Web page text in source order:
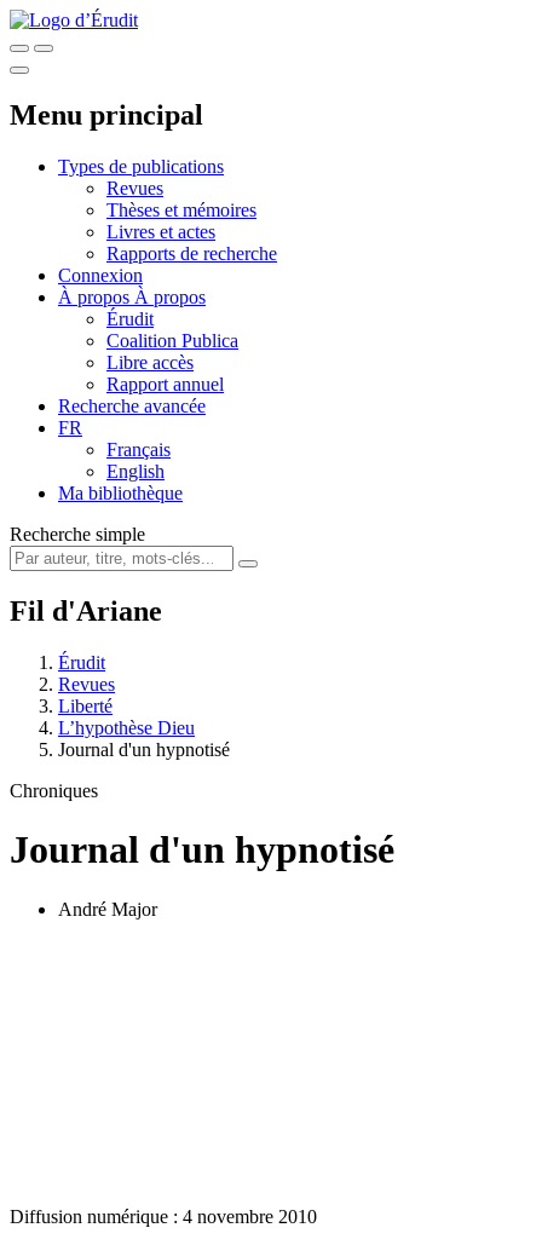
Menu principal
Types de publications
Revues
Thèses et mémoires
Livres et actes
Rapports de recherche
Connexion
À propos À propos
Érudit
Coalition Publica
Libre accès
Rapport annuel
Recherche avancée
FR
Français
English
Ma bibliothèque
Recherche simple
Fil d'Ariane
Érudit
Revues
Liberté
L’hypothèse Dieu
Journal d'un hypnotisé
Chroniques
Journal d'un hypnotisé
André Major
Diffusion numérique : 4 novembre 2010